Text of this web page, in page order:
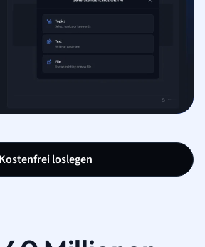
Kostenfrei loslegen